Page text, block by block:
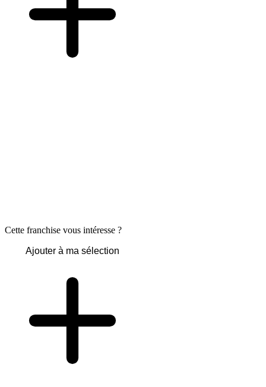
Cette franchise vous intéresse ?
Ajouter à ma sélection